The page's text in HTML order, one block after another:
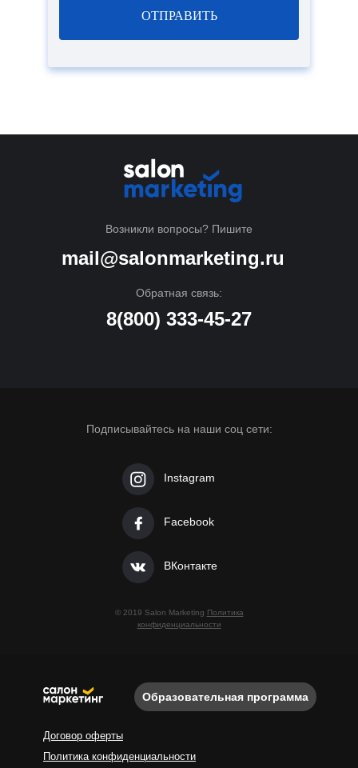
ОТПРАВИТЬ
Возникли вопросы? Пишите
mail@salonmarketing.ru
Обратная связь:
8(800) 333-45-27
© 2019 Salon Marketing Политика
конфиденциальности
Instagram
Facebook
ВКонтакте
Подписывайтесь на наши соц сети:
Образовательная программа
Договор оферты
Политика конфиденциальности